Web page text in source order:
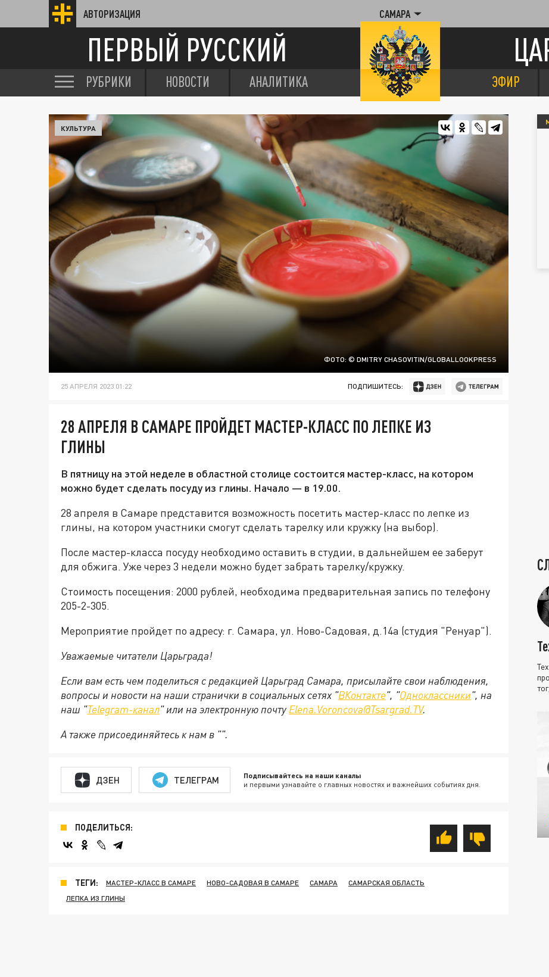
АВТОРИЗАЦИЯ САМАРА
ПЕРВЫЙ РУССКИЙ
РУБРИКИ НОВОСТИ АНАЛИТИКА ЭФИР
ФОТО: © DMITRY CHASOVITIN/GLOBALLOOKPRESS
КУЛЬТУРА
25 АПРЕЛЯ 2023 01:22 ПОДПИШИТЕСЬ:
28 АПРЕЛЯ В САМАРЕ ПРОЙДЕТ МАСТЕР-КЛАСС ПО ЛЕПКЕ ИЗ
ГЛИНЫ
В пятницу на этой неделе в областной столице состоится мастер-класс, на котором
можно будет сделать посуду из глины. Начало — в 19.00.
28 апреля в Самаре представится возможность посетить мастер-класс по лепке из
глины, на котором участники смогут сделать тарелку или кружку (на выбор).
После мастер-класса посуду необходимо оставить в студии, в дальнейшем ее заберут
для обжига. Уже через 3 недели можно будет забрать тарелку/кружку.
Стоимость посещения: 2000 рублей, необходима предварительная запись по телефону
205-2-305.
Мероприятие пройдет по адресу: г. Самара, ул. Ново-Садовая, д.14а (студия "Ренуар").
Уважаемые читатели Царьграда!
Если вам есть чем поделиться с редакцией Царьград Самара, присылайте свои наблюдения,
вопросы и новости на наши странички в социальных сетях "ВКонтакте", "Одноклассники", на
наш "Telegram-канал" или на электронную почту Elena.Voroncova@Tsargrad.TV.
А также присоединяйтесь к нам в "".
ДЗЕН ТЕЛЕГРАМ Подписывайтесь на наши каналы
и первыми узнавайте о главных новостях и важнейших событиях дня.
ПОДЕЛИТЬСЯ:
ТЕГИ: МАСТЕР-КЛАСС В САМАРЕ НОВО-САДОВАЯ В САМАРЕ САМАРА
САМАРСКАЯ ОБЛАСТЬ
ЛЕПКА ИЗ ГЛИНЫ